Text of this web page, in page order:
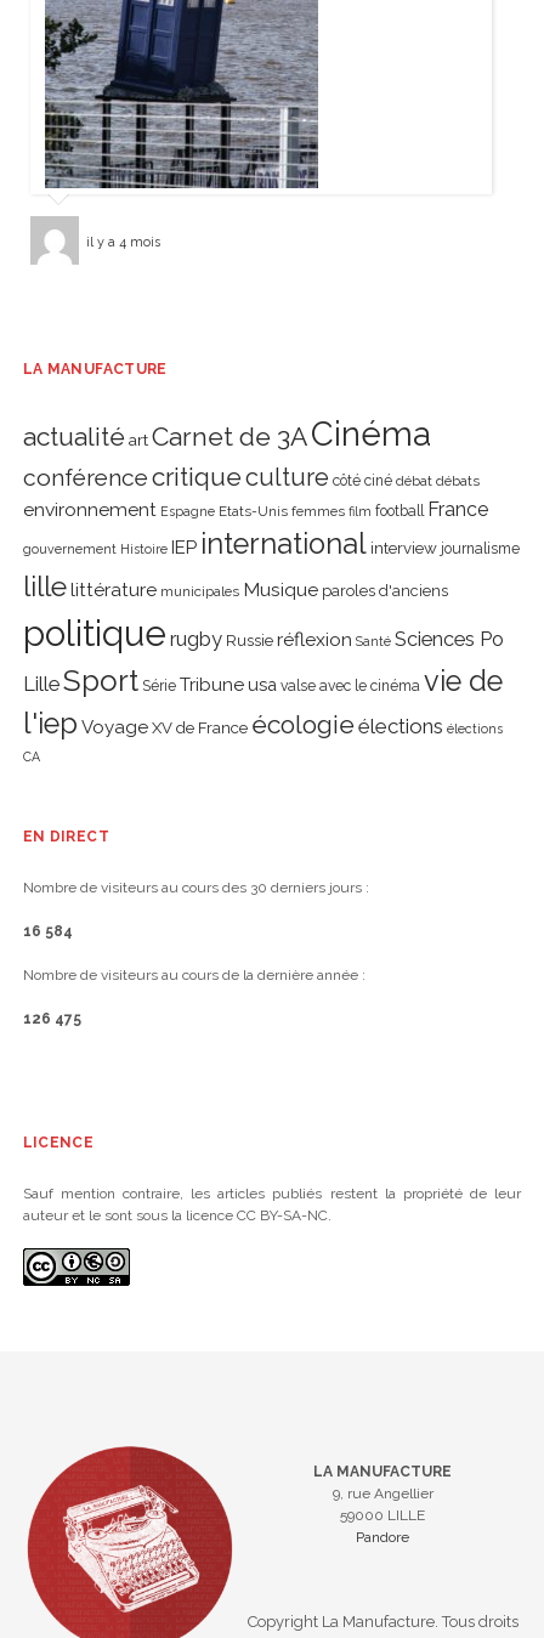
il y a 4 mois
LA MANUFACTURE
actualité art Carnet de 3ACinéma
conférencecritiqueculture côté ciné débat débats
environnement Espagne Etats-Unis femmes film football France
gouvernement Histoire IEP international interview journalisme
lillelittérature municipales Musique paroles d'anciens
politique rugby Russie réflexion Santé Sciences Po
LilleSport Série Tribune usa valse avec le cinéma vie de
l'iep Voyage XV de France écologie élections élections
CA
EN DIRECT
Nombre de visiteurs au cours des 30 derniers jours :
16 584
Nombre de visiteurs au cours de la dernière année :
126 475
LICENCE
Sauf mention contraire, les articles publiés restent la propriété de leur
auteur et le sont sous la licence CC BY-SA-NC.
LA MANUFACTURE
9, rue Angellier
59000 LILLE
Pandore
Copyright La Manufacture. Tous droits